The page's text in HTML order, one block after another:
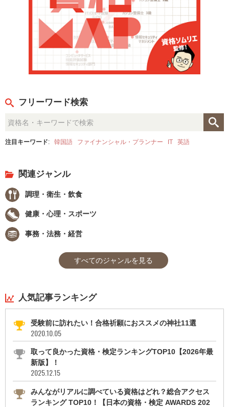
フリーワード検索
注目キーワード: 韓国語 ファイナンシャル・プランナー IT 英語
関連ジャンル
調理・衛生・飲食
健康・心理・スポーツ
事務・法務・経営
すべてのジャンルを見る
人気記事ランキング
受験前に訪れたい！合格祈願におススメの神社11選
2020.10.05
取って良かった資格・検定ランキングTOP10【2026年最
新版】！
2025.12.15
みんながリアルに調べている資格はどれ？総合アクセス
ランキング TOP10！【日本の資格・検定 AWARDS 202